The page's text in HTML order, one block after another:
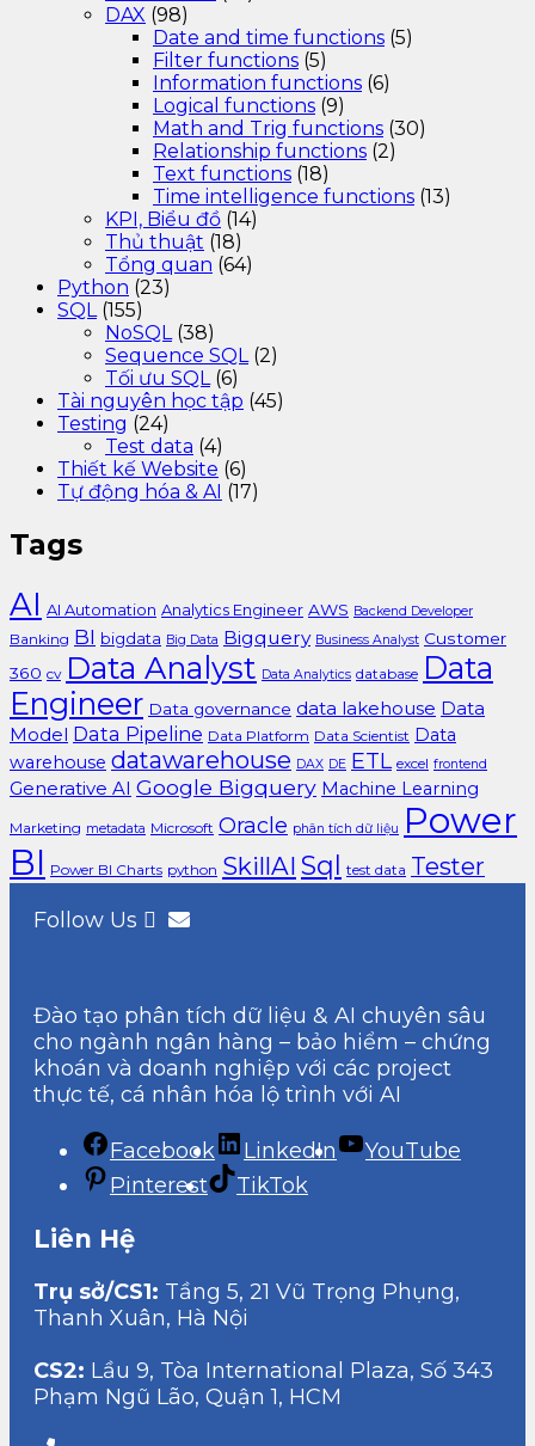
DAX (98)
Date and time functions (5)
Filter functions (5)
Information functions (6)
Logical functions (9)
Math and Trig functions (30)
Relationship functions (2)
Text functions (18)
Time intelligence functions (13)
KPI, Biểu đồ (14)
Thủ thuật (18)
Tổng quan (64)
Python (23)
SQL (155)
NoSQL (38)
Sequence SQL (2)
Tối ưu SQL (6)
Tài nguyên học tập (45)
Testing (24)
Test data (4)
Thiết kế Website (6)
Tự động hóa & AI (17)
Tags
AI AI Automation Analytics Engineer AWS Backend Developer
Banking BI bigdata Big Data Bigquery Business Analyst Customer
360 cv Data Analyst Data Analytics database Data
Engineer Data governance data lakehouse Data
Model Data Pipeline Data Platform Data Scientist Data
warehouse datawarehouse DAX DE ETL excel frontend
Generative AI Google Bigquery Machine Learning
Marketing metadata Microsoft Oracle phân tích dữ liệu
Power
BI Power BI Charts python SkillAI Sql test data Tester
Follow Us
Đào tạo phân tích dữ liệu & AI chuyên sâu
cho ngành ngân hàng – bảo hiểm – chứng
khoán và doanh nghiệp với các project
thực tế, cá nhân hóa lộ trình với AI
Facebook LinkedIn
YouTube
Pinterest
TikTok
Liên Hệ
Trụ sở/CS1: Tầng 5, 21 Vũ Trọng Phụng,
Thanh Xuân, Hà Nội
CS2: Lầu 9, Tòa International Plaza, Số 343
Phạm Ngũ Lão, Quận 1, HCM